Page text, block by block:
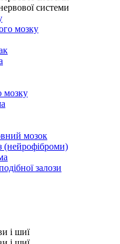
системи
мозку
мозку
мозок
(нейрофіброми)
залози
і шиї